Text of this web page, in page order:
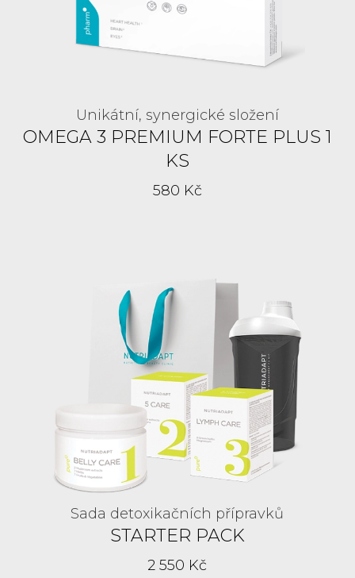
Unikátní, synergické složení
OMEGA 3 PREMIUM FORTE PLUS 1
KS
580 Kč
Sada detoxikačních přípravků
STARTER PACK
2 550 Kč